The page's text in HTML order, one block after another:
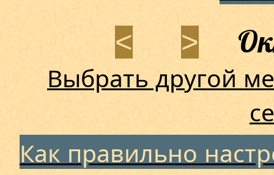
< >
Выбрать другой
Как правильно